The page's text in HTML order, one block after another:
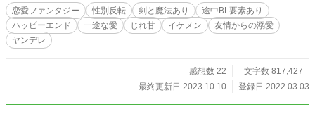
不幸な人生を呪い、高貴な生命と引き換えにラスボスを復活
させてしまう悲劇の脇役、ドラコニス公爵家のアルファル
ド。 ミラは性別を反転できるロストアイテムを手に入
分…全てを偽り、貴方を幸せにしてみせます！！ 周りを振
り回す破天荒な主人公ミラと、彼女（彼）に翻弄される無気
爵を救いたい！〜ラスボス復活を阻止して、推しのハッピー
恋愛ファンタジー 性別反転 剣と魔法あり
途中BL要素あり
ハッピーエンド
一途な愛 じれ甘 イケメン
友情からの溺愛
ヤンデレ
感想数 22
文字数 817,427
最終更新日 2023.10.10
登録日 2022.03.03